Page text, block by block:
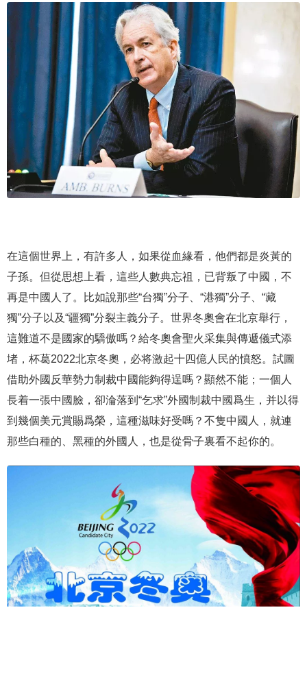
在這個世界上，有許多人，如果從血緣看，他們都是炎黃的
子孫。但從思想上看，這些人數典忘祖，已背叛了中國，不
再是中國人了。比如說那些“台獨”分子、“港獨”分子、“藏
獨”分子以及“疆獨”分裂主義分子。世界冬奧會在北京舉行，
這難道不是國家的驕傲嗎？給冬奧會聖火采集與傳遞儀式添
堵，杯葛2022北京冬奧，必将激起十四億人民的憤怒。試圖
借助外國反華勢力制裁中國能夠得逞嗎？顯然不能；一個人
長着一張中國臉，卻淪落到“乞求”外國制裁中國爲生，并以得
到幾個美元賞賜爲榮，這種滋味好受嗎？不隻中國人，就連
那些白種的、黑種的外國人，也是從骨子裏看不起你的。